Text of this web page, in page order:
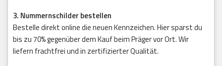
3. Nummernschilder bestellen
Bestelle direkt online die neuen Kennzeichen. Hier sparst du
bis zu 70% gegenüber dem Kauf beim Präger vor Ort. Wir
liefern frachtfrei und in zertifizierter Qualität.